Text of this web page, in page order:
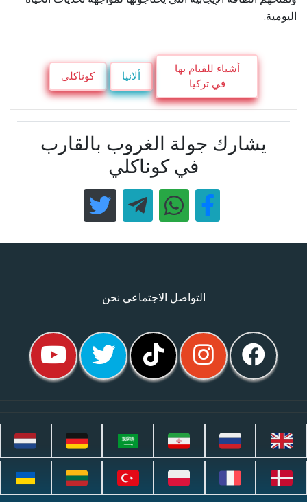
اليومية.
أشياء للقيام بها
في تركيا
ألانيا كوناكلي
يشارك جولة الغروب بالقارب
في كوناكلي
التواصل الاجتماعي نحن